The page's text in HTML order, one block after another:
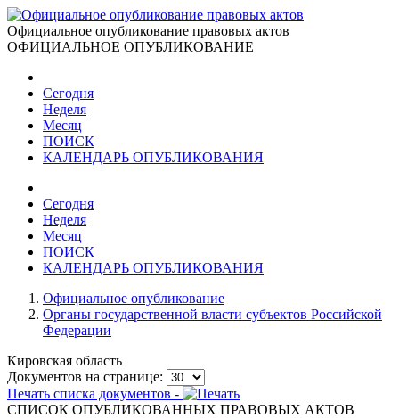
Официальное опубликование правовых актов
ОФИЦИАЛЬНОЕ ОПУБЛИКОВАНИЕ
Сегодня
Неделя
Месяц
ПОИСК
КАЛЕНДАРЬ ОПУБЛИКОВАНИЯ
Сегодня
Неделя
Месяц
ПОИСК
КАЛЕНДАРЬ ОПУБЛИКОВАНИЯ
Официальное опубликование
Органы государственной власти субъектов Российской
Федерации
Кировская область
Документов на странице:
Печать списка документов -
СПИСОК ОПУБЛИКОВАННЫХ ПРАВОВЫХ АКТОВ